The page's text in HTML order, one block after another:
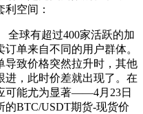
空间：
全球有超过400家活跃的加
单来自不同的用户群体。
导致价格突然拉升时，其他
进，此时价差就出现了。在
可能尤为显著——4月23日
的BTC/USDT期货-现货价